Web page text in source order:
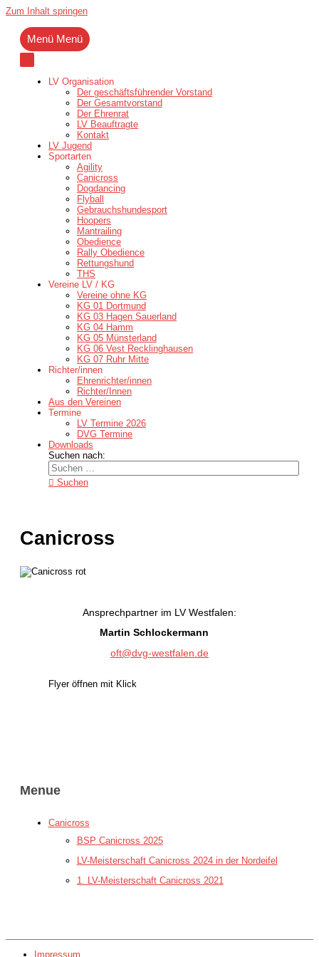
Zum Inhalt springen
Menü Menü
LV Organisation
Der geschäftsführender Vorstand
Der Gesamtvorstand
Der Ehrenrat
LV Beauftragte
Kontakt
LV Jugend
Sportarten
Agility
Canicross
Dogdancing
Flyball
Gebrauchshundesport
Hoopers
Mantrailing
Obedience
Rally Obedience
Rettungshund
THS
Vereine LV / KG
Vereine ohne KG
KG 01 Dortmund
KG 03 Hagen Sauerland
KG 04 Hamm
KG 05 Münsterland
KG 06 Vest Recklinghausen
KG 07 Ruhr Mitte
Richter/innen
Ehrenrichter/innen
Richter/Innen
Aus den Vereinen
Termine
LV Termine 2026
DVG Termine
Downloads
Suchen nach:
Suchen
Canicross
Ansprechpartner im LV Westfalen:
Martin Schlockermann
oft@dvg-westfalen.de
Flyer öffnen mit Klick
Menue
Canicross
BSP Canicross 2025
LV-Meisterschaft Canicross 2024 in der Nordeifel
1. LV-Meisterschaft Canicross 2021
Impressum